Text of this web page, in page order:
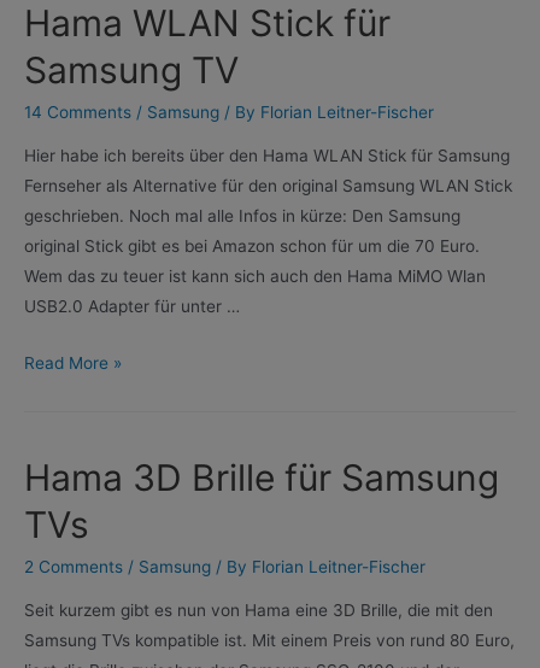
Tastatur
mit
Solarzellen
Hama WLAN Stick für
Samsung TV
14 Comments / Samsung / By Florian Leitner-Fischer
Hier habe ich bereits über den Hama WLAN Stick für Samsung
Fernseher als Alternative für den original Samsung WLAN Stick
geschrieben. Noch mal alle Infos in kürze: Den Samsung
original Stick gibt es bei Amazon schon für um die 70 Euro.
Wem das zu teuer ist kann sich auch den Hama MiMO Wlan
USB2.0 Adapter für unter …
Hama
Samsung
TV
Read More »
Hama 3D Brille für Samsung
TVs
2 Comments / Samsung / By Florian Leitner-Fischer
Seit kurzem gibt es nun von Hama eine 3D Brille, die mit den
Samsung TVs kompatible ist. Mit einem Preis von rund 80 Euro,